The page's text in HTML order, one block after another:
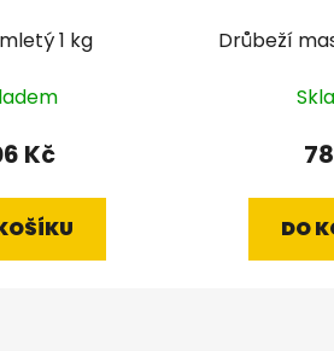
1 kg
Kč
Drůbeží
DO